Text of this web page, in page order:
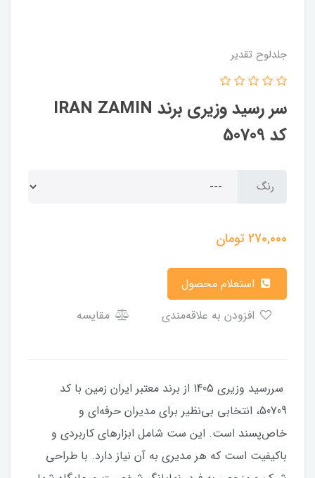
جلدلوح تقدیر
سر رسید وزیری برند IRAN ZAMIN
کد 50709
رنگ
270,000تومان
مقایسه
سررسید وزیری 1405 از برند معتبر ایران زمین با کد
50709، انتخابی بی‌نظیر برای مدیران حرفه‌ای و
خاص‌پسند است. این ست شامل ابزارهای کاربردی و
باکیفیت است که هر مدیری به آن نیاز دارد. با طراحی